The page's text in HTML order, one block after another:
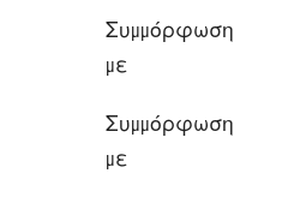
Συμμόρφωση
με
Συμμόρφωση
με